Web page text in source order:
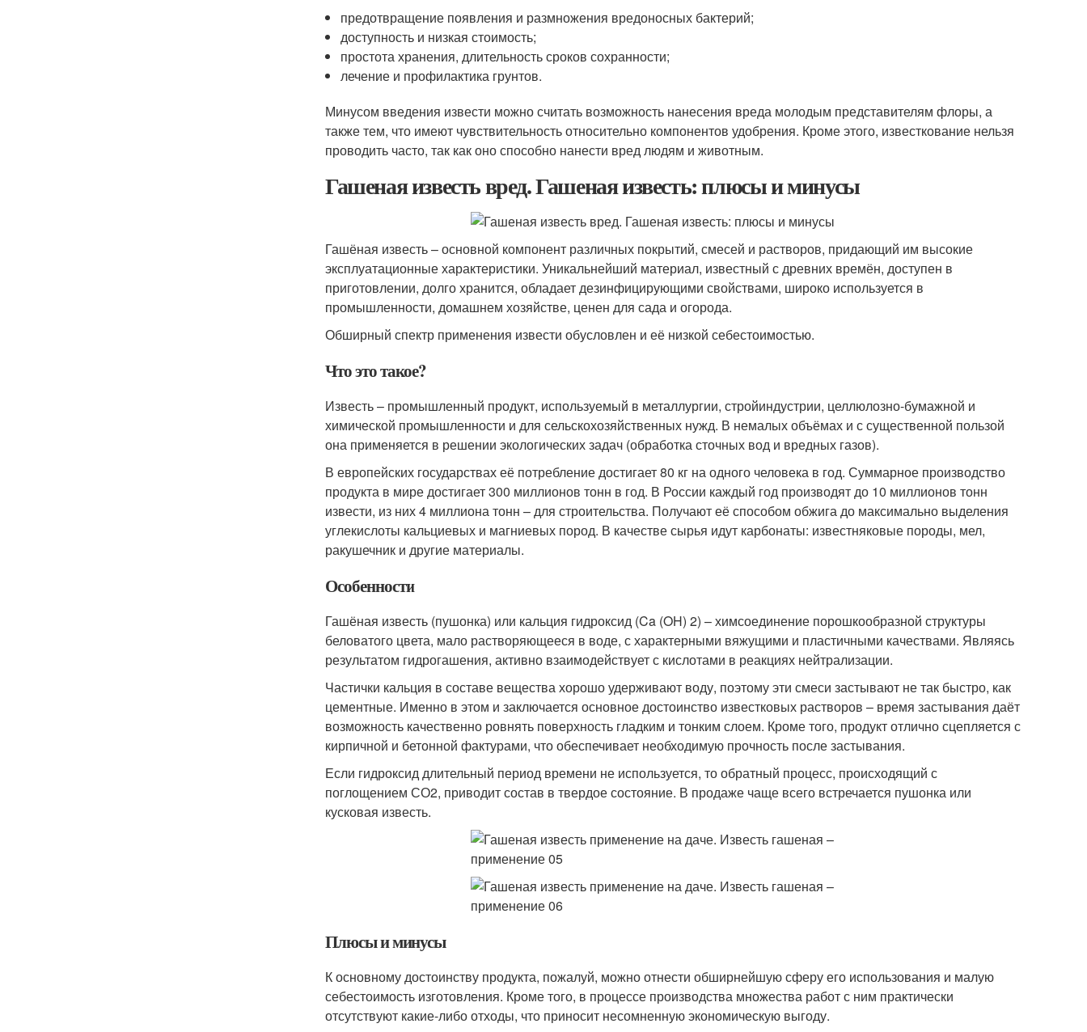
предотвращение появления и размножения вредоносных бактерий;
доступность и низкая стоимость;
простота хранения, длительность сроков сохранности;
лечение и профилактика грунтов.
Минусом введения извести можно считать возможность нанесения вреда молодым представителям флоры, а
также тем, что имеют чувствительность относительно компонентов удобрения. Кроме этого, известкование нельзя
проводить часто, так как оно способно нанести вред людям и животным.
Гашеная известь вред. Гашеная известь: плюсы и минусы
Гашёная известь – основной компонент различных покрытий, смесей и растворов, придающий им высокие
эксплуатационные характеристики. Уникальнейший материал, известный с древних времён, доступен в
приготовлении, долго хранится, обладает дезинфицирующими свойствами, широко используется в
промышленности, домашнем хозяйстве, ценен для сада и огорода.
Обширный спектр применения извести обусловлен и её низкой себестоимостью.
Что это такое?
Известь – промышленный продукт, используемый в металлургии, стройиндустрии, целлюлозно-бумажной и
химической промышленности и для сельскохозяйственных нужд. В немалых объёмах и с существенной пользой
она применяется в решении экологических задач (обработка сточных вод и вредных газов).
В европейских государствах её потребление достигает 80 кг на одного человека в год. Суммарное производство
продукта в мире достигает 300 миллионов тонн в год. В России каждый год производят до 10 миллионов тонн
извести, из них 4 миллиона тонн – для строительства. Получают её способом обжига до максимально выделения
углекислоты кальциевых и магниевых пород. В качестве сырья идут карбонаты: известняковые породы, мел,
ракушечник и другие материалы.
Особенности
Гашёная известь (пушонка) или кальция гидроксид (Ca (OH) 2) – химсоединение порошкообразной структуры
беловатого цвета, мало растворяющееся в воде, с характерными вяжущими и пластичными качествами. Являясь
результатом гидрогашения, активно взаимодействует с кислотами в реакциях нейтрализации.
Частички кальция в составе вещества хорошо удерживают воду, поэтому эти смеси застывают не так быстро, как
цементные. Именно в этом и заключается основное достоинство известковых растворов – время застывания даёт
возможность качественно ровнять поверхность гладким и тонким слоем. Кроме того, продукт отлично сцепляется с
кирпичной и бетонной фактурами, что обеспечивает необходимую прочность после застывания.
Если гидроксид длительный период времени не используется, то обратный процесс, происходящий с
поглощением СО2, приводит состав в твердое состояние. В продаже чаще всего встречается пушонка или
кусковая известь.
Плюсы и минусы
К основному достоинству продукта, пожалуй, можно отнести обширнейшую сферу его использования и малую
себестоимость изготовления. Кроме того, в процессе производства множества работ с ним практически
отсутствуют какие-либо отходы, что приносит несомненную экономическую выгоду.